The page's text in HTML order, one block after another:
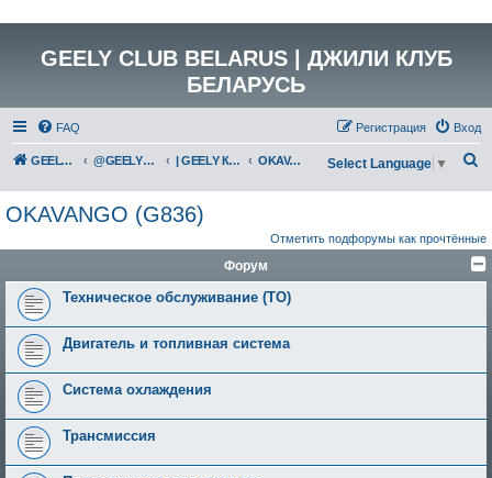
GEELY CLUB BELARUS | ДЖИЛИ КЛУБ
БЕЛАРУСЬ
FAQ Вход
Регистрация
GEELY Club Belarus @GEELYCLUBBY | GEELY КАТАЛОГ OKAVANGO (G836)
с
к
Select Language ▼
OKAVANGO (G836)
Отметить подфорумы как прочтённые
Форум
Техническое обслуживание (ТО)
Двигатель и топливная система
Система охлаждения
Трансмиссия